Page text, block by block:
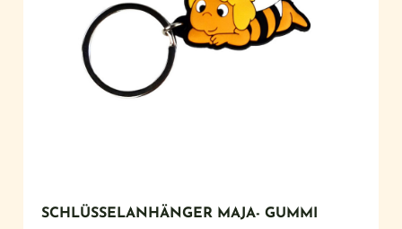
SCHLÜSSELANHÄNGER MAJA- GUMMI